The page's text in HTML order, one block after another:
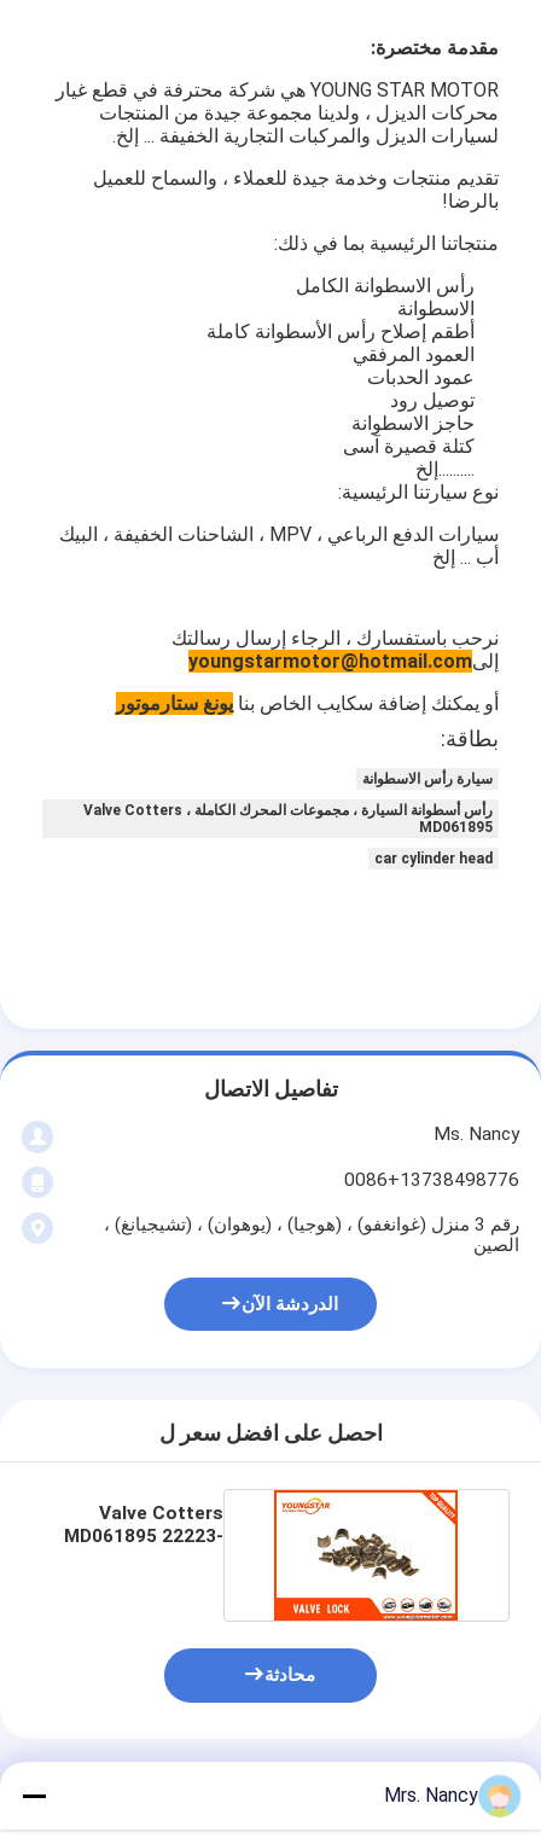
مقدمة مختصرة:
YOUNG STAR MOTOR هي شركة محترفة في قطع غيار
محركات الديزل ، ولدينا مجموعة جيدة من المنتجات
لسيارات الديزل والمركبات التجارية الخفيفة ... إلخ.
تقديم منتجات وخدمة جيدة للعملاء ، والسماح للعميل
بالرضا!
منتجاتنا الرئيسية بما في ذلك:
رأس الاسطوانة الكامل
الاسطوانة
أطقم إصلاح رأس الأسطوانة كاملة
العمود المرفقي
عمود الحدبات
توصيل رود
حاجز الاسطوانة
كتلة قصيرة آسى
..........إلخ
نوع سيارتنا الرئيسية:
سيارات الدفع الرباعي ، MPV ، الشاحنات الخفيفة ، البيك
أب ... إلخ
نرحب باستفسارك ، الرجاء إرسال رسالتك
إلىyoungstarmotor@hotmail.com
أو يمكنك إضافة سكايب الخاص بنايونغ ستارموتور
بطاقة:
سيارة رأس الاسطوانة
رأس أسطوانة السيارة ، مجموعات المحرك الكاملة ، Valve Cotters
MD061895
car cylinder head
تفاصيل الاتصال
Ms. Nancy
0086+13738498776
رقم 3 منزل (غوانغفو) ، (هوجيا) ، (يوهوان) ، (تشيجيانغ) ،
الصين
الدردشة الآن
احصل على افضل سعر ل
Valve Cotters
MD061895 22223-
محادثة
المنتجات الموصى بها
Mrs. Nancy